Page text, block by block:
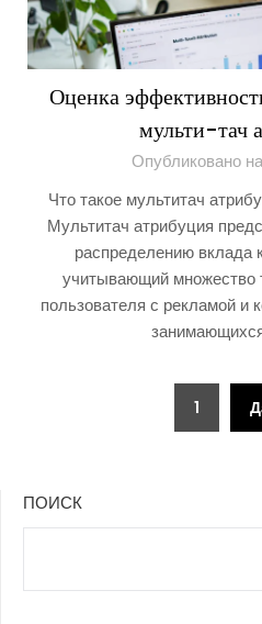
Оценка
мульти-тач
Опубликовано
Что такое мультитач
Мультитач атрибуция
распределению вклада
учитывающий множество
пользователя с рекламой и
1
ПОИСК